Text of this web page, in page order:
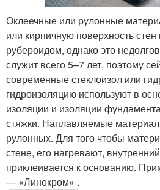
Оклеечные или рулонные
или кирпичную поверхность
рубероидом, однако это
служит всего 5–7 лет, поэтому
современные стеклоизол или
гидроизоляцию используют в
изоляции и изоляции
стяжки. Наплавляемые
рулонных. Для того чтобы
стене, его нагревают,
приклеивается к основанию.
— «Линокром» .